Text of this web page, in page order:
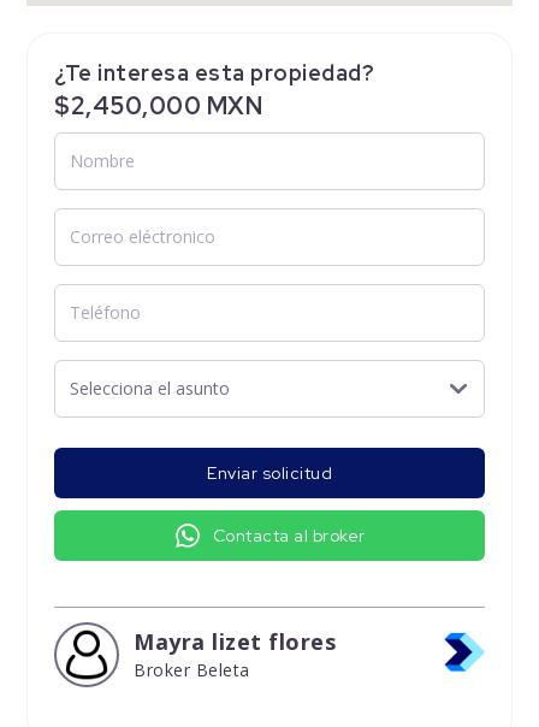
¿Te interesa esta propiedad?
$2,450,000 MXN
Enviar solicitud
Contacta al broker
Mayra lizet flores
Broker Beleta